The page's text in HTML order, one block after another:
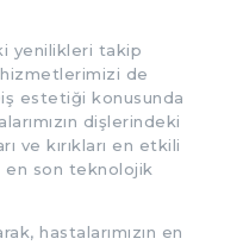
yenilikleri takip
de
estetiği konusunda
dişlerindeki
ve kırıkları en etkili
son teknolojik
hastalarımızın en